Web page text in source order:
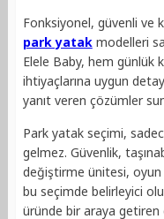
Fonksiyonel, güvenli ve
park yatakmodelleri
Elele Baby, hem günlük
ihtiyaçlarına uygun
yanıt veren çözümler
Park yatak seçimi,
gelmez. Güvenlik,
değiştirme ünitesi, oyun
bu seçimde belirleyici
üründe bir araya getiren